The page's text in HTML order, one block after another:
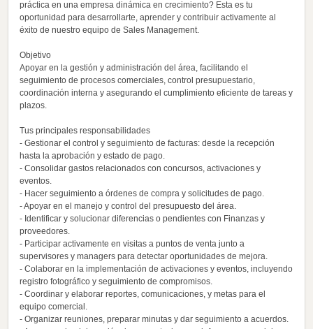
práctica en una empresa dinámica en crecimiento? Esta es tu
oportunidad para desarrollarte, aprender y contribuir activamente al
éxito de nuestro equipo de Sales Management.
Objetivo
Apoyar en la gestión y administración del área, facilitando el
seguimiento de procesos comerciales, control presupuestario,
coordinación interna y asegurando el cumplimiento eficiente de tareas y
plazos.
Tus principales responsabilidades
- Gestionar el control y seguimiento de facturas: desde la recepción
hasta la aprobación y estado de pago.
- Consolidar gastos relacionados con concursos, activaciones y
eventos.
- Hacer seguimiento a órdenes de compra y solicitudes de pago.
- Apoyar en el manejo y control del presupuesto del área.
- Identificar y solucionar diferencias o pendientes con Finanzas y
proveedores.
- Participar activamente en visitas a puntos de venta junto a
supervisores y managers para detectar oportunidades de mejora.
- Colaborar en la implementación de activaciones y eventos, incluyendo
registro fotográfico y seguimiento de compromisos.
- Coordinar y elaborar reportes, comunicaciones, y metas para el
equipo comercial.
- Organizar reuniones, preparar minutas y dar seguimiento a acuerdos.